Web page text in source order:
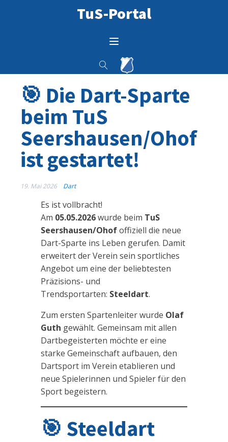
TuS-Portal
🎯 Die Dart-Sparte
beim TuS
Seershausen/Ohof
ist gestartet!
19. Mai 2026 Dart
Es ist vollbracht!
Am 05.05.2026wurde beim TuS
Seershausen/Ohofoffiziell die neue
Dart-Sparte ins Leben gerufen. Damit
erweitert der Verein sein sportliches
Angebot um eine der beliebtesten
Präzisions- und
Trendsportarten: Steeldart.
Zum ersten Spartenleiter wurde Olaf
Guth gewählt. Gemeinsam mit allen
Dartbegeisterten möchte er eine
starke Gemeinschaft aufbauen, den
Dartsport im Verein etablieren und
neue Spielerinnen und Spieler für den
Sport begeistern.
🎯 Steeldart